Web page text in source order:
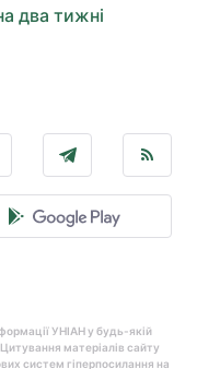
два тижні
УНІАН у будь-якій
матеріалів сайту
систем гіперпосилання на